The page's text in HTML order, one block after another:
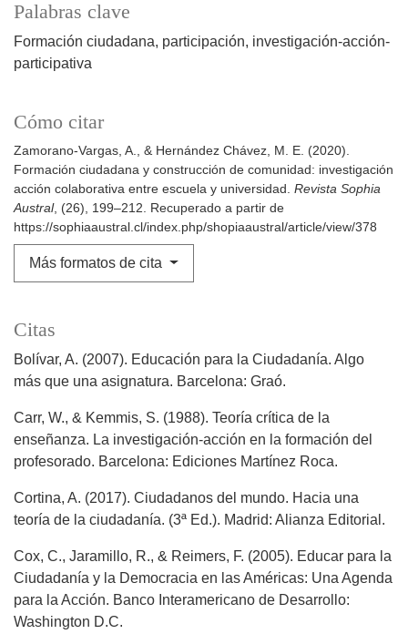
Palabras clave
Formación ciudadana participación investigación-acción-
participativa
Cómo citar
Zamorano-Vargas, A., & Hernández Chávez, M. E. (2020).
Formación ciudadana y construcción de comunidad: investigación
acción colaborativa entre escuela y universidad. Revista Sophia
Austral, (26), 199–212. Recuperado a partir de
https://sophiaaustral.cl/index.php/shopiaaustral/article/view/378
Más formatos de cita
Citas
Bolívar, A. (2007). Educación para la Ciudadanía. Algo
más que una asignatura. Barcelona: Graó.
Carr, W., & Kemmis, S. (1988). Teoría crítica de la
enseñanza. La investigación-acción en la formación del
profesorado. Barcelona: Ediciones Martínez Roca.
Cortina, A. (2017). Ciudadanos del mundo. Hacia una
teoría de la ciudadanía. (3ª Ed.). Madrid: Alianza Editorial.
Cox, C., Jaramillo, R., & Reimers, F. (2005). Educar para la
Ciudadanía y la Democracia en las Américas: Una Agenda
para la Acción. Banco Interamericano de Desarrollo:
Washington D.C.